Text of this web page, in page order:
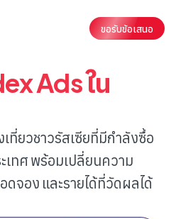
ขอรับข้อเสนอ
Ads ใน
ที่ยวชาวรัสเซียที่มีกำลังซื้อ
เทศ พร้อมเปลี่ยนความ
ดจอง และรายได้ที่วัดผลได้